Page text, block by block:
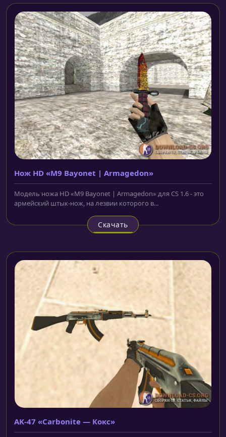
Нож HD «M9 Bayonet | Armagedon»
Модель ножа HD «M9 Bayonet | Armagedon» для CS 1.6 - это
армейский штык-нож, на лезвии которого в...
Скачать
AK-47 «Carbonite — Кокс»